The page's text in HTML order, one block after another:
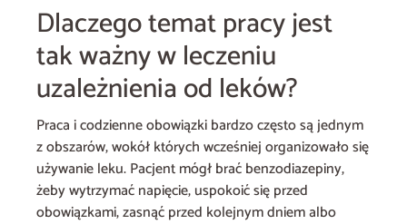
Dlaczego temat pracy jest
tak ważny w leczeniu
uzależnienia od leków?
Praca i codzienne obowiązki bardzo często są jednym
z obszarów, wokół których wcześniej organizowało się
używanie leku. Pacjent mógł brać benzodiazepiny,
żeby wytrzymać napięcie, uspokoić się przed
obowiązkami, zasnąć przed kolejnym dniem albo